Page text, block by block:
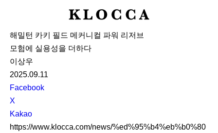
K
O
C
해밀턴 카키 필드 메커니컬 파워 리저브
모험에 실용성을 더하다
이상우
2025.09.11
S
N
S
S
Facebook
X
Kakao
https://www.klocca.com/news/%ed%95%b4%eb%b0%80